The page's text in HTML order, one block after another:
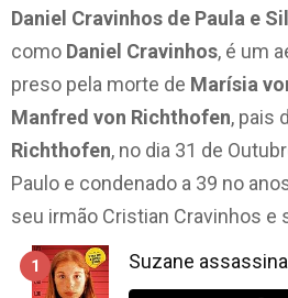
Daniel Cravinhos de Paula e
como Daniel Cravinhos, é um
preso pela morte de Marísia
Manfred von Richthofen, pais
Richthofen, no dia 31 de
Paulo e condenado a 39 no
seu irmão Cristian Cravinhos e
1 Suzane